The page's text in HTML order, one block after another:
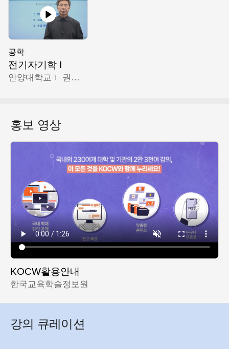
공학
전기자기학 I
안양대학교 권원현
홍보 영상
KOCW활용안내
한국교육학술정보원
강의 큐레이션